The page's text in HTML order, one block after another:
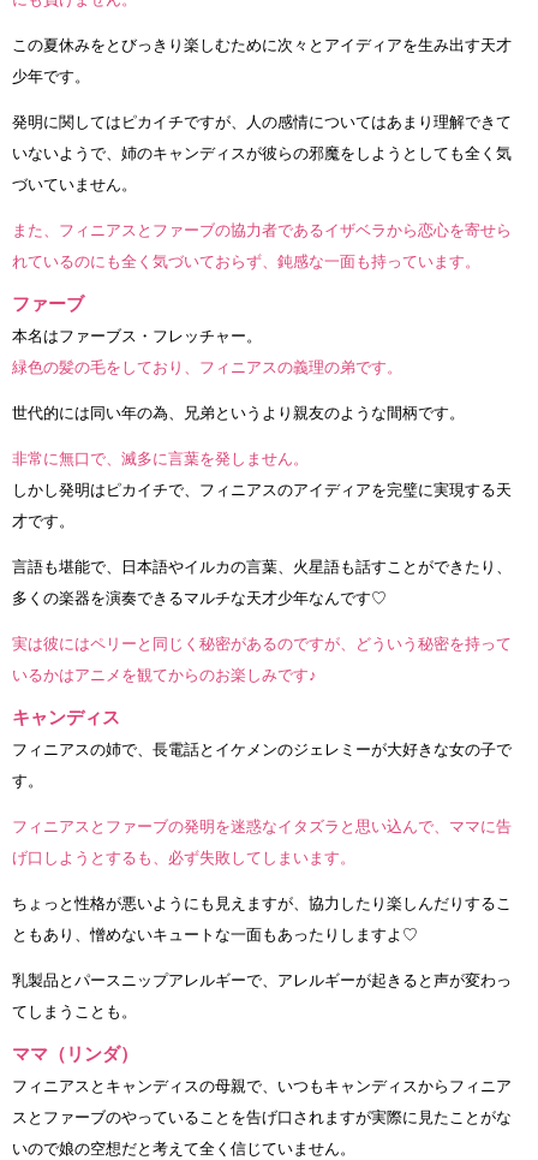
この夏休みをとびっきり楽しむために次々とアイディアを生み出す天才
少年です。
発明に関してはピカイチですが、人の感情についてはあまり理解できて
いないようで、姉のキャンディスが彼らの邪魔をしようとしても全く気
づいていません。
また、フィニアスとファーブの協力者であるイザベラから恋心を寄せら
れているのにも全く気づいておらず、鈍感な一面も持っています。
ファーブ
本名はファーブス・フレッチャー。
緑色の髪の毛をしており、フィニアスの義理の弟です。
世代的には同い年の為、兄弟というより親友のような間柄です。
非常に無口で、滅多に言葉を発しません。
しかし発明はピカイチで、フィニアスのアイディアを完璧に実現する天
才です。
言語も堪能で、日本語やイルカの言葉、火星語も話すことができたり、
多くの楽器を演奏できるマルチな天才少年なんです♡
実は彼にはペリーと同じく秘密があるのですが、どういう秘密を持って
いるかはアニメを観てからのお楽しみです♪
キャンディス
フィニアスの姉で、長電話とイケメンのジェレミーが大好きな女の子で
す。
フィニアスとファーブの発明を迷惑なイタズラと思い込んで、ママに告
げ口しようとするも、必ず失敗してしまいます。
ちょっと性格が悪いようにも見えますが、協力したり楽しんだりするこ
ともあり、憎めないキュートな一面もあったりしますよ♡
乳製品とパースニップアレルギーで、アレルギーが起きると声が変わっ
てしまうことも。
ママ（リンダ）
フィニアスとキャンディスの母親で、いつもキャンディスからフィニア
スとファーブのやっていることを告げ口されますが実際に見たことがな
いので娘の空想だと考えて全く信じていません。